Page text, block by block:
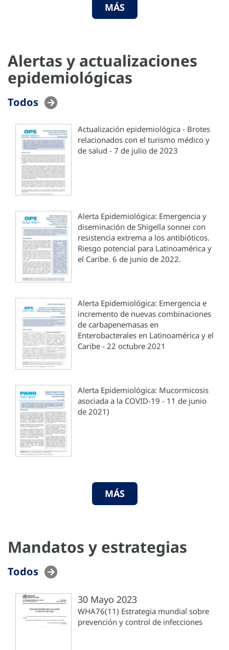
MÁS
Alertas y actualizaciones
epidemiológicas
Todos
Actualización epidemiológica - Brotes
relacionados con el turismo médico y
de salud - 7 de julio de 2023
Alerta Epidemiológica: Emergencia y
diseminación de Shigella sonnei con
resistencia extrema a los antibióticos.
Riesgo potencial para Latinoamérica y
el Caribe. 6 de junio de 2022.
Alerta Epidemiológica: Emergencia e
incremento de nuevas combinaciones
de carbapenemasas en
Enterobacterales en Latinoamérica y el
Caribe - 22 octubre 2021
Alerta Epidemiológica: Mucormicosis
asociada a la COVID-19 - 11 de junio
de 2021)
MÁS
Mandatos y estrategias
Todos
30 Mayo 2023
WHA76(11) Estrategia mundial sobre
prevención y control de infecciones